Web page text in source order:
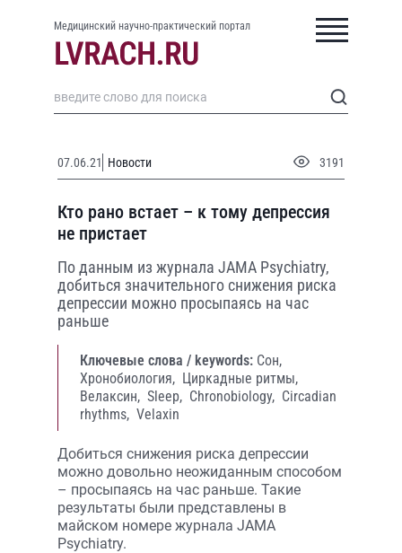
Медицинский научно-практический портал
07.06.21 Новости 3191
Кто рано встает – к тому депрессия
не пристает
По данным из журнала JAMA Psychiatry,
добиться значительного снижения риска
депрессии можно просыпаясь на час
раньше
Ключевые слова / keywords: Сон,
Хронобиология, Циркадные ритмы,
Велаксин, Sleep, Chronobiology, Circadian
rhythms, Velaxin
Добиться снижения риска депрессии
можно довольно неожиданным способом
– просыпаясь на час раньше. Такие
результаты были представлены в
майском номере журнала JAMA
Psychiatry.